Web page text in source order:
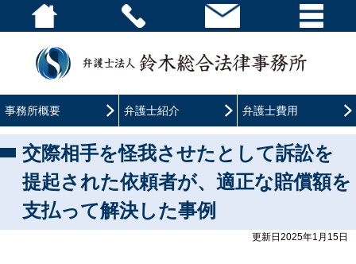
事務所概要 弁護士紹介 弁護士費用
交際相手を怪我させたとして訴訟を
提起された依頼者が、適正な賠償額を
支払って解決した事例
更新日2025年1月15日